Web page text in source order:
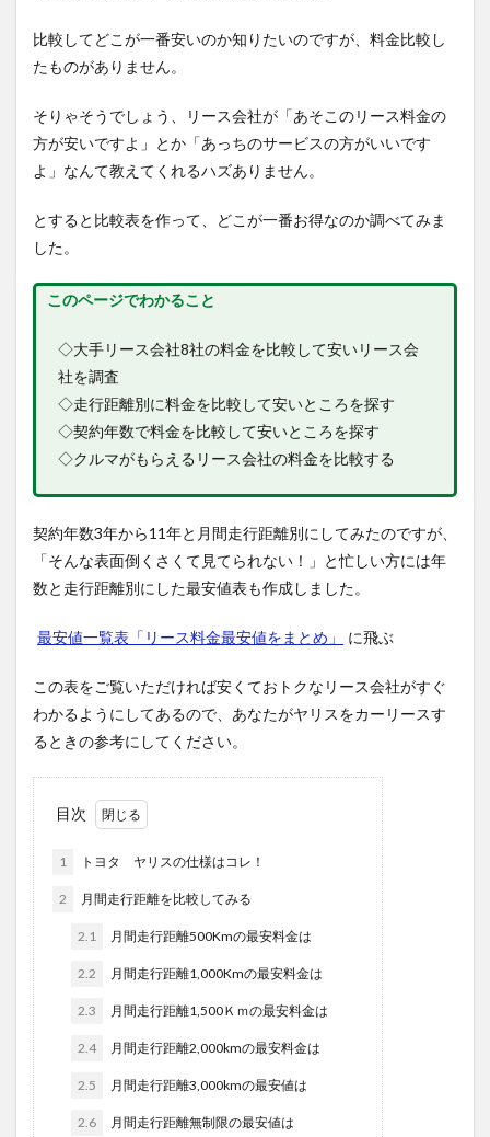
比較してどこが一番安いのか知りたいのですが、料金比較し
たものがありません。
そりゃそうでしょう、リース会社が「あそこのリース料金の
方が安いですよ」とか「あっちのサービスの方がいいです
よ」なんて教えてくれるハズありません。
とすると比較表を作って、どこが一番お得なのか調べてみま
した。
このページでわかること
◇大手リース会社8社の料金を比較して安いリース会
社を調査
◇走行距離別に料金を比較して安いところを探す
◇契約年数で料金を比較して安いところを探す
◇クルマがもらえるリース会社の料金を比較する
契約年数3年から11年と月間走行距離別にしてみたのですが、
「そんな表面倒くさくて見てられない！」と忙しい方には年
数と走行距離別にした最安値表も作成しました。
最安値一覧表「リース料金最安値をまとめ」 に飛ぶ
この表をご覧いただければ安くておトクなリース会社がすぐ
わかるようにしてあるので、あなたがヤリスをカーリースす
るときの参考にしてください。
目次
1 トヨタ ヤリスの仕様はコレ！
2 月間走行距離を比較してみる
2.1 月間走行距離500Kmの最安料金は
2.2 月間走行距離1,000Kmの最安料金は
2.3 月間走行距離1,500Ｋｍの最安料金は
2.4 月間走行距離2,000kmの最安料金は
2.5 月間走行距離3,000kmの最安値は
2.6 月間走行距離無制限の最安値は